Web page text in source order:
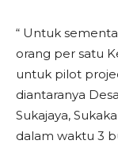
“ Untuk
orang per satu
untuk pilot
diantaranya
Sukajaya,
dalam waktu 3